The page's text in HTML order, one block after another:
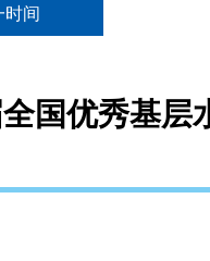
时间
国优秀基层